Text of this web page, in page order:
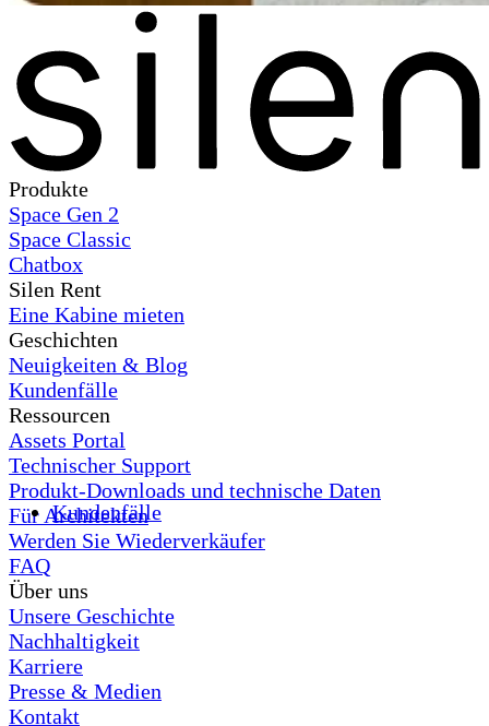
Kundenfälle
Produkte
Space Gen 2
Space Classic
Chatbox
Silen Rent
Eine Kabine mieten
Geschichten
Neuigkeiten & Blog
Kundenfälle
Ressourcen
Assets Portal
Technischer Support
Produkt-Downloads und technische Daten
Für Architekten
Werden Sie Wiederverkäufer
FAQ
Über uns
Unsere Geschichte
Nachhaltigkeit
Karriere
Presse & Medien
Kontakt